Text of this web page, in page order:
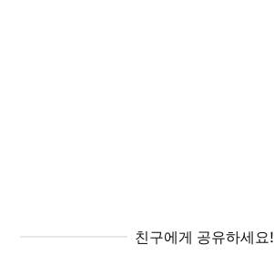
친구에게 공유하세요!